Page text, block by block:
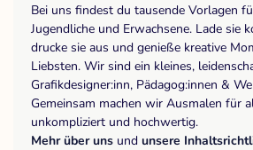
Bei uns findest du tausende Vorlagen
Jugendliche und Erwachsene. Lade sie
drucke sie aus und genieße kreative
Liebsten. Wir sind ein kleines,
Grafikdesigner:inn, Pädagog:innen &
Gemeinsam machen wir Ausmalen für
unkompliziert und hochwertig.
Mehr über uns und unsere